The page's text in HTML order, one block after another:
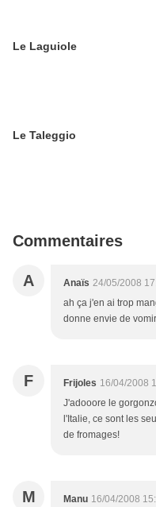
Le Laguiole
Le Taleggio
Commentaires
A Anaïs 24/05/2008
ah ça j'en ai trop
donne envie de
F Frijoles 16/04/2008
J'adooore le
l'Italie, ce sont les
de fromages!
M Manu 16/04/2008